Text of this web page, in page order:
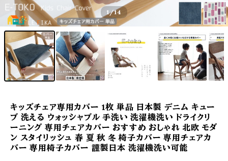
1/14
キッズチェア専用カバー 1枚 単品 日本製 デニム キュー
ブ 洗える ウォッシャブル 手洗い 洗濯機洗い ドライクリ
ーニング 専用チェアカバー おすすめ おしゃれ 北欧 モダ
ン スタイリッシュ 春 夏 秋 冬 椅子カバー 専用チェアカ
バー 専用椅子カバー 謹製日本 洗濯機洗い可能